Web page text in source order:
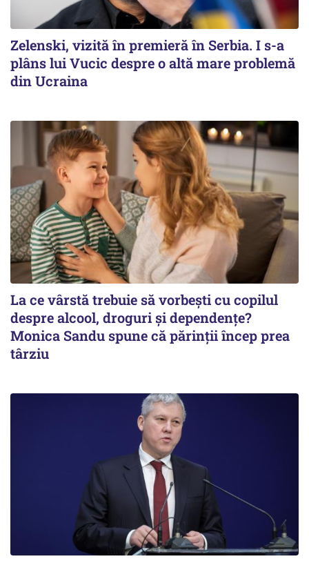
Zelenski, vizită în premieră în Serbia. I s-a
plâns lui Vucic despre o altă mare problemă
din Ucraina
La ce vârstă trebuie să vorbești cu copilul
despre alcool, droguri și dependențe?
Monica Sandu spune că părinții încep prea
târziu